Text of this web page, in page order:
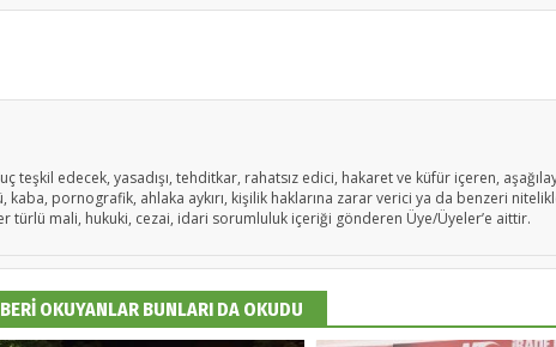
teşkil edecek, yasadışı, tehditkar, rahatsız edici, hakaret ve küfür içeren,
kaba, pornografik, ahlaka aykırı, kişilik haklarına zarar verici ya da benzeri
türlü mali, hukuki, cezai, idari sorumluluk içeriği gönderen Üye/Üyeler’e aittir.
OKUYANLAR BUNLARI DA OKUDU